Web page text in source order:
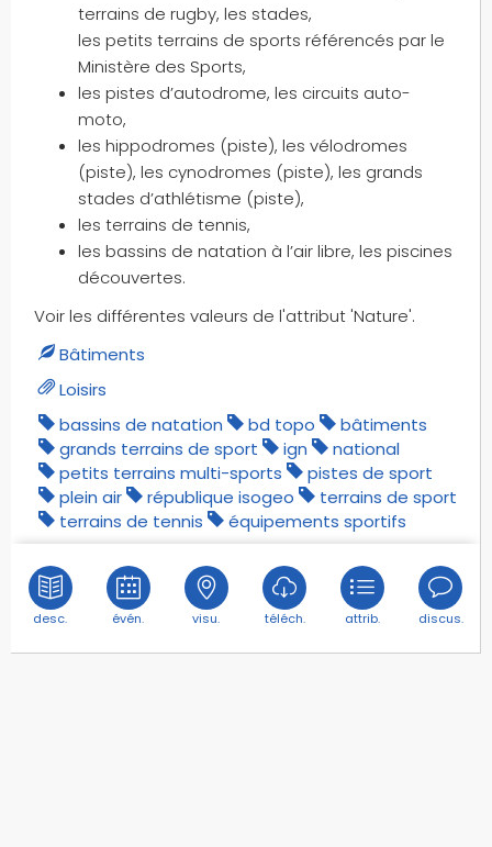
terrains de rugby, les stades,
les petits terrains de sports référencés par le
Ministère des Sports,
les pistes d’autodrome, les circuits auto-
moto,
les hippodromes (piste), les vélodromes
(piste), les cynodromes (piste), les grands
stades d’athlétisme (piste),
les terrains de tennis,
les bassins de natation à l’air libre, les piscines
découvertes.
Voir les différentes valeurs de l'attribut 'Nature'.
Bâtiments
Loisirs
bassins de natation
bd topo
bâtiments
grands terrains de sport
ign
national
petits terrains multi-sports
pistes de sport
plein air
république isogeo
terrains de sport
terrains de tennis
équipements sportifs
desc. évén. visu. téléch. attrib. discus.